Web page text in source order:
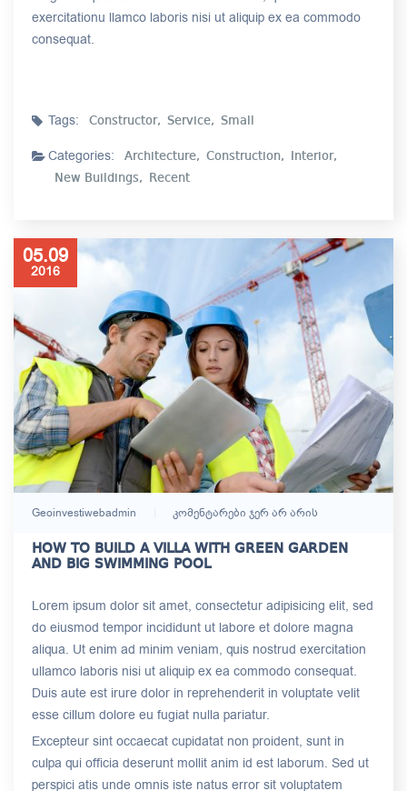
exercitationu llamco laboris nisi ut aliquip ex ea commodo
consequat.
Tags: Constructor, Service, Small
Categories: Architecture, Construction,
Interior,
New Buildings,
Recent
05.09
2016
Geoinvestiwebadmin Კომენტარები Ჯერ Არ Არის
HOW TO BUILD A VILLA WITH GREEN GARDEN
AND BIG SWIMMING POOL
Lorem ipsum dolor sit amet, consectetur adipisicing elit, sed
do eiusmod tempor incididunt ut labore et dolore magna
aliqua. Ut enim ad minim veniam, quis nostrud exercitation
ullamco laboris nisi ut aliquip ex ea commodo consequat.
Duis aute est irure dolor in reprehenderit in voluptate velit
esse cillum dolore eu fugiat nulla pariatur.
Excepteur sint occaecat cupidatat non proident, sunt in
culpa qui officia deserunt mollit anim id est laborum. Sed ut
perspici atis unde omnis iste natus error sit voluptatem